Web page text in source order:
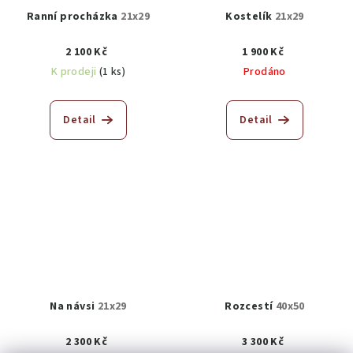
Ranní procházka 21x29
2 100 Kč
K prodeji (1 ks)
Detail
Kostelík 21x29
1 900 Kč
Prodáno
Detail
Na návsi 21x29
2 300 Kč
Rozcestí 40x50
3 300 Kč